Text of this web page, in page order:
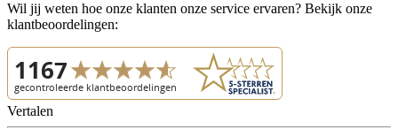
Wil jij weten hoe onze klanten onze service ervaren? Bekijk onze
klantbeoordelingen:
Vertalen